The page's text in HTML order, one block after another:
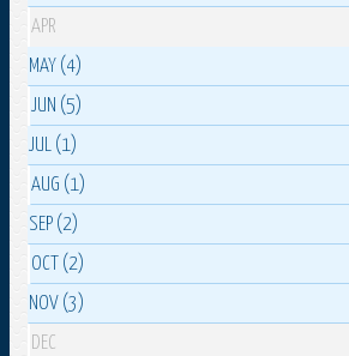
APR
MAY (4)
JUN (5)
JUL (1)
AUG (1)
SEP (2)
OCT (2)
NOV (3)
DEC